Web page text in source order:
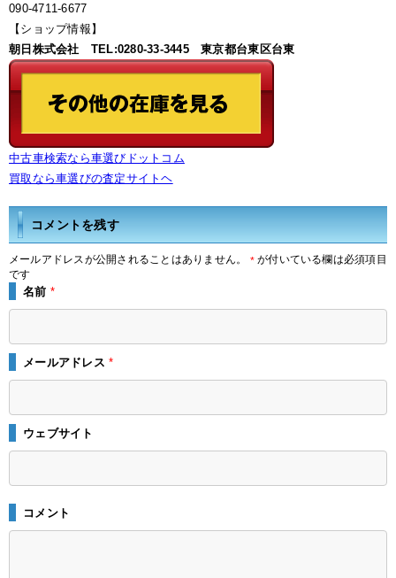
090-4711-6677
【ショップ情報】
朝日株式会社 TEL:0280-33-3445 東京都台東区台東
中古車検索なら車選びドットコム
買取なら車選びの査定サイトヘ
コメントを残す
メールアドレスが公開されることはありません。 *が付いている欄は必須項目
です
名前 *
メールアドレス*
ウェブサイト
コメント